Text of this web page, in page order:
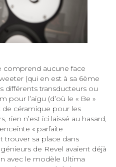
comprend aucune face
(qui en est à sa 6ème
différents transducteurs ou
pour l’aigu (d’où le « Be »
de céramique pour les
rien n’est ici laissé au hasard,
« parfaite
trouver sa place dans
de Revel avaient déjà
avec le modèle Ultima